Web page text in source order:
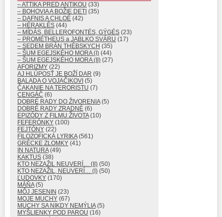
– ATTIKA PRED ANTIKOU (33)
– BOHOVIA A BOŽIE DETI (35)
– DAFNIS A CHLOÉ (42)
– HÉRAKLÉS (44)
– MÍDÁS, BELLEROFONTÉS, GÝGÉS (23)
– PROMÉTHEUS a JABLKO SVÁRU (17)
– SEDEM BRÁN THÉBSKYCH (35)
– ŠUM EGEJSKÉHO MORA (I) (44)
– ŠUM EGEJSKÉHO MORA (II) (27)
AFORIZMY (22)
AJ HLÚPOSŤ JE BOŽÍ DAR (9)
BALADA O VOJAČIKOVI (5)
ČAKANIE NA TERORISTU (7)
CENGÁČ (6)
DOBRÉ RADY DO ŽIVORENIA(5)
DOBRÉ RADY ZRADNÉ (6)
EPIZÓDY Z FILMU ŽIVOTA(10)
FEFERÓNKY (100)
FEJTÓNY (22)
FILOZOFICKÁ LYRIKA(561)
GRÉCKE ZLOMKY (41)
IN NATURA(49)
KAKTUS (38)
KTO NEZAŽIL NEUVERÍ… (II) (50)
KTO NEZAŽIL, NEUVERÍ… (I) (50)
ĽUDOVKY (170)
MÁŇA(5)
MÔJ JESENIN (23)
MOJE MUCHY (67)
MUCHY SA NIKDY NEMÝLIA(5)
MYŠLIENKY POD PAROU (16)